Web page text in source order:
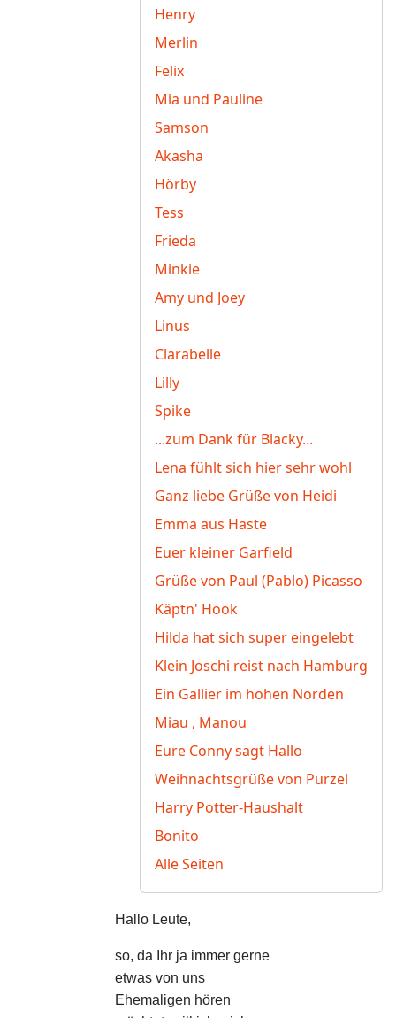
Henry
Merlin
Felix
Mia und Pauline
Samson
Akasha
Hörby
Tess
Frieda
Minkie
Amy und Joey
Linus
Clarabelle
Lilly
Spike
...zum Dank für Blacky...
Lena fühlt sich hier sehr wohl
Ganz liebe Grüße von Heidi
Emma aus Haste
Euer kleiner Garfield
Grüße von Paul (Pablo) Picasso
Käptn' Hook
Hilda hat sich super eingelebt
Klein Joschi reist nach Hamburg
Ein Gallier im hohen Norden
Miau , Manou
Eure Conny sagt Hallo
Weihnachtsgrüße von Purzel
Harry Potter-Haushalt
Bonito
Alle Seiten
Hallo Leute,
so, da Ihr ja immer gerne
etwas von uns
Ehemaligen hören